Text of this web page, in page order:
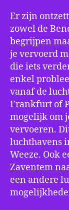
Er zijn
zowel de
begrijpen
je vervoerd
die iets
enkel
vanaf de
Frankfurt of
mogelijk om
vervoeren.
luchthavens
Weeze. Ook
Zaventem
een andere